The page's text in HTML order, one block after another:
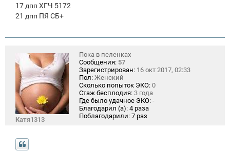
17 дпп ХГЧ 5172
21 дпп ПЯ СБ+
Катя1313
Пока в пеленках
Сообщения: 57
Зарегистрирован: 16 окт 2017, 02:33
Пол: Женский
Сколько попыток ЭКО: 0
Стаж бесплодия: 3 года
Где было удачное ЭКО: -
Благодарил (а): 4 раза
Поблагодарили: 7 раз